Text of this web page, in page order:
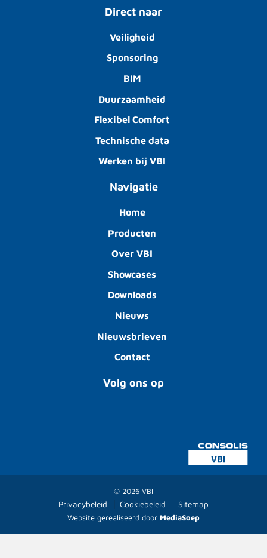
Direct naar
Veiligheid
Sponsoring
BIM
Duurzaamheid
Flexibel Comfort
Technische data
Werken bij VBI
Navigatie
Home
Producten
Over VBI
Showcases
Downloads
Nieuws
Nieuwsbrieven
Contact
Volg ons op
© 2026 VBI
Privacybeleid Cookiebeleid Sitemap
Website gerealiseerd door MediaSoep